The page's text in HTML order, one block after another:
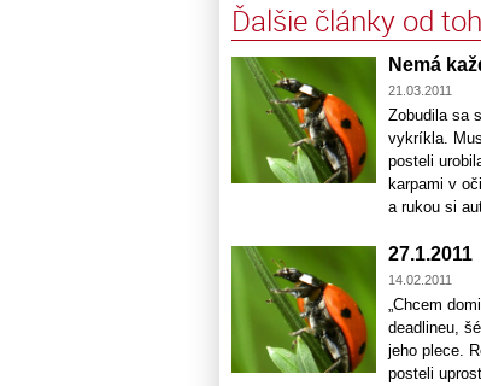
Ďalšie články od
Nemá
21.03.2011
Zobudila sa
vykríkla.
posteli
karpami v
a rukou si
27.1.2011
14.02.2011
„Chcem
deadlineu,
jeho plece.
posteli